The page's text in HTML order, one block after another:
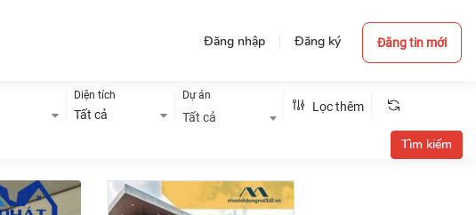
Đăng nhập Đăng ký Đăng tin mới
Diện tích
Tất cả
Dự án
Tất cả
Lọc thêm